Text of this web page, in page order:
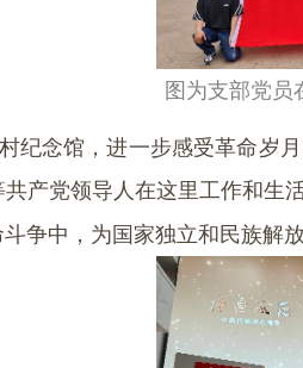
图为支部党员
纪念馆，进一步感受革命岁
产党领导人在这里工作和生
争中，为国家独立和民族解